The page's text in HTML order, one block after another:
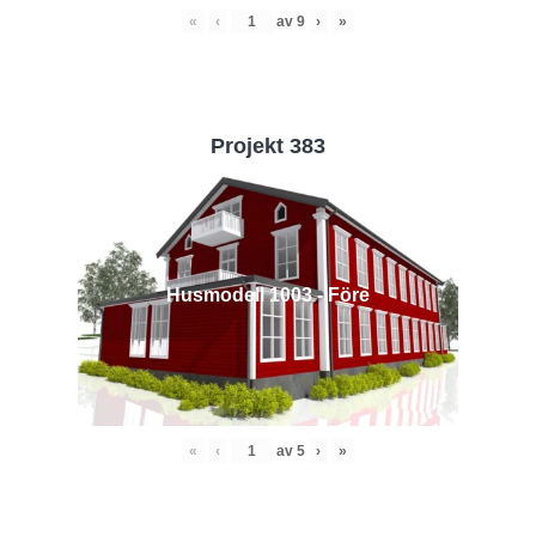
« ‹ av 9 › »
Projekt 383
Husmodell 1003 - Före
« ‹ av 5 › »